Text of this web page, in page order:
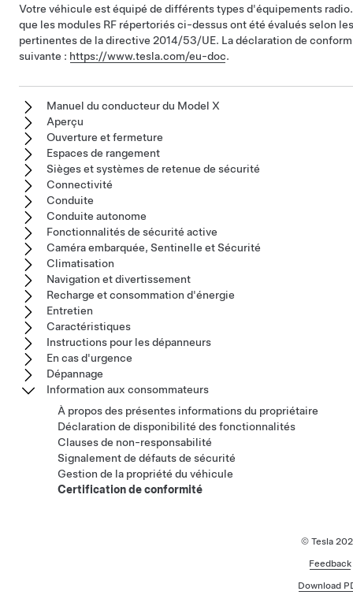
Votre véhicule est équipé de différents types d'équipements
que les modules RF répertoriés ci-dessus ont été évalués selon
pertinentes de la directive 2014/53/UE. La déclaration de
suivante : https://www.tesla.com/eu-doc.
Manuel du conducteur du Model X
Aperçu
Ouverture et fermeture
Espaces de rangement
Sièges et systèmes de retenue de sécurité
Connectivité
Conduite
Conduite autonome
Fonctionnalités de sécurité active
Caméra embarquée, Sentinelle et Sécurité
Climatisation
Navigation et divertissement
Recharge et consommation d'énergie
Entretien
Caractéristiques
Instructions pour les dépanneurs
En cas d'urgence
Dépannage
Information aux consommateurs
À propos des présentes informations du propriétaire
Déclaration de disponibilité des fonctionnalités
Clauses de non-responsabilité
Signalement de défauts de sécurité
Gestion de la propriété du véhicule
Certification de conformité
© Tesla
Feedback
Download